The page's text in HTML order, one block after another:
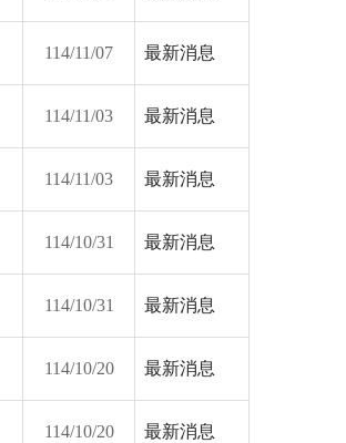
114/11/07 最新消息
114/11/03 最新消息
114/11/03 最新消息
114/10/31 最新消息
114/10/31 最新消息
114/10/20 最新消息
114/10/20 最新消息